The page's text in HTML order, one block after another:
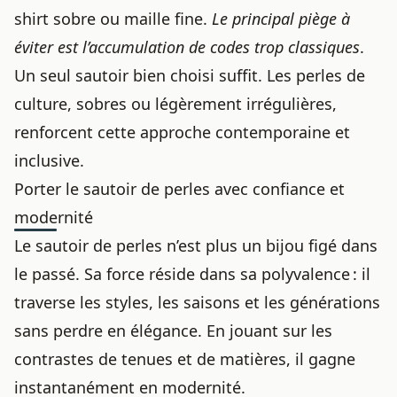
shirt sobre ou maille fine. Le principal piège à
éviter est l’accumulation de codes trop classiques.
Un seul sautoir bien choisi suffit. Les perles de
culture, sobres ou légèrement irrégulières,
renforcent cette approche contemporaine et
inclusive.
Porter le sautoir de perles avec confiance et
modernité
Le sautoir de perles n’est plus un bijou figé dans
le passé. Sa force réside dans sa polyvalence : il
traverse les styles, les saisons et les générations
sans perdre en élégance. En jouant sur les
contrastes de tenues et de matières, il gagne
instantanément en modernité.